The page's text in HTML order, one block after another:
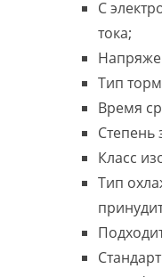
С
тока;
Тип
Время
Степень
Класс
Тип